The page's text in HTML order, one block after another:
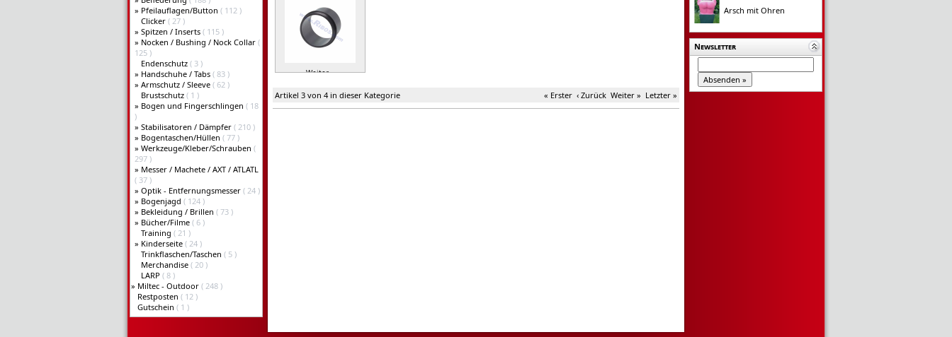
» Pfeilauflagen/Button ( 112 )
Clicker ( 27 )
» Spitzen / Inserts ( 115 )
» Nocken / Bushing / Nock Collar (
125 )
Endenschutz ( 3 )
» Handschuhe / Tabs ( 83 )
» Armschutz / Sleeve ( 62 )
Brustschutz ( 1 )
» Bogen und Fingerschlingen ( 18
)
» Stabilisatoren / Dämpfer ( 210 )
» Bogentaschen/Hüllen ( 77 )
» Werkzeuge/Kleber/Schrauben (
297 )
» Messer / Machete / AXT / ATLATL
( 37 )
» Optik - Entfernungsmesser ( 24 )
» Bogenjagd ( 124 )
» Bekleidung / Brillen ( 73 )
» Bücher/Filme ( 6 )
Training ( 21 )
» Kinderseite ( 24 )
Trinkflaschen/Taschen ( 5 )
Merchandise ( 20 )
LARP ( 8 )
» Miltec - Outdoor ( 248 )
Restposten ( 12 )
Gutschein ( 1 )
Weiter »
Artikel 3 von 4 in dieser Kategorie « Erster ‹ Zurück Weiter » Letzter »
Arsch mit Ohren
Newsletter